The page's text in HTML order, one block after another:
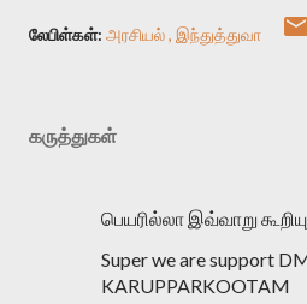
லேபிள்கள்: அரசியல் இந்துத்துவா
கருத்துகள்
பெயரில்லா இவ்வாறு
Super we are support
KARUPPARKOOTAM